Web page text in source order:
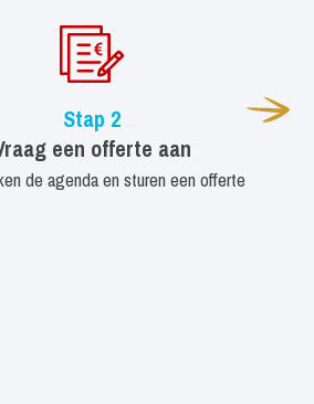
Stap 2
een offerte aan
de agenda en sturen een offerte